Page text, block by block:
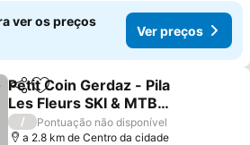
ver os preços
Ver preços
PartilharAdicionar aos favoritos
Petit Coin Gerdaz - Pila
Les Fleurs SKI & MTB
sulle piste
Ver preços
/
Pontuação não disponível
a 2.8 km de Centro da cidade